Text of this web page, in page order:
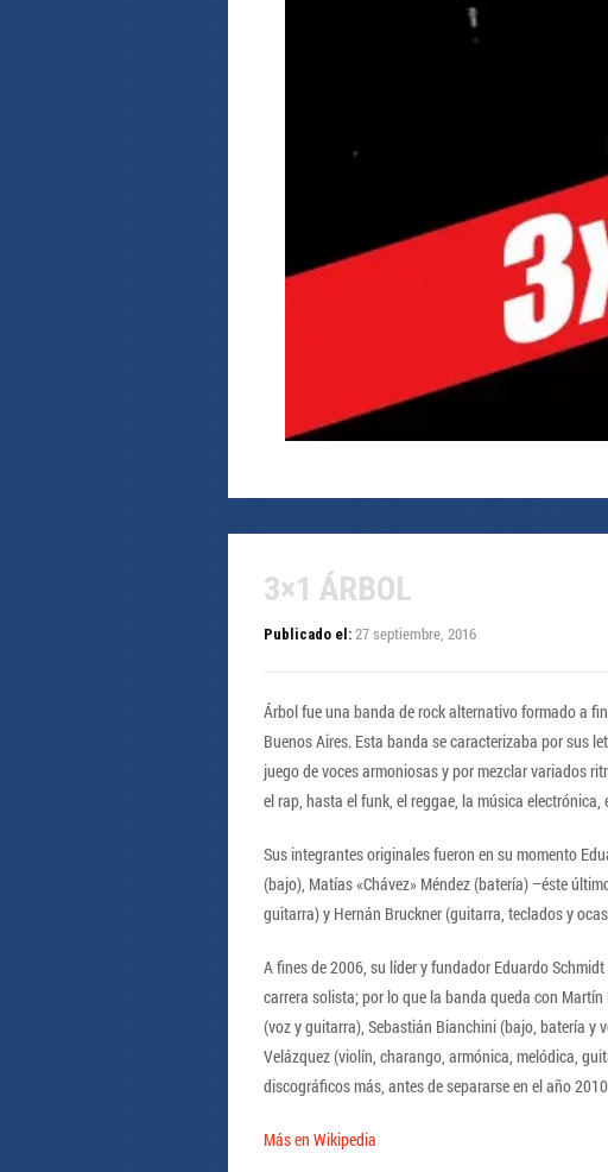
3×1 ÁRBOL
Publicado el: 27 septiembre, 2016
Árbol fue una banda de rock alternativo formado a
Buenos Aires. Esta banda se caracterizaba por sus
juego de voces armoniosas y por mezclar variados
el rap, hasta el funk, el reggae, la música
Sus integrantes originales fueron en su momento
(bajo), Matías «Chávez» Méndez (batería) –éste
guitarra) y Hernán Bruckner (guitarra, teclados y
A fines de 2006, su líder y fundador Eduardo
carrera solista; por lo que la banda queda con
(voz y guitarra), Sebastián Bianchini (bajo, batería y
Velázquez (violín, charango, armónica, melódica,
discográficos más, antes de separarse en el año
Más en Wikipedia